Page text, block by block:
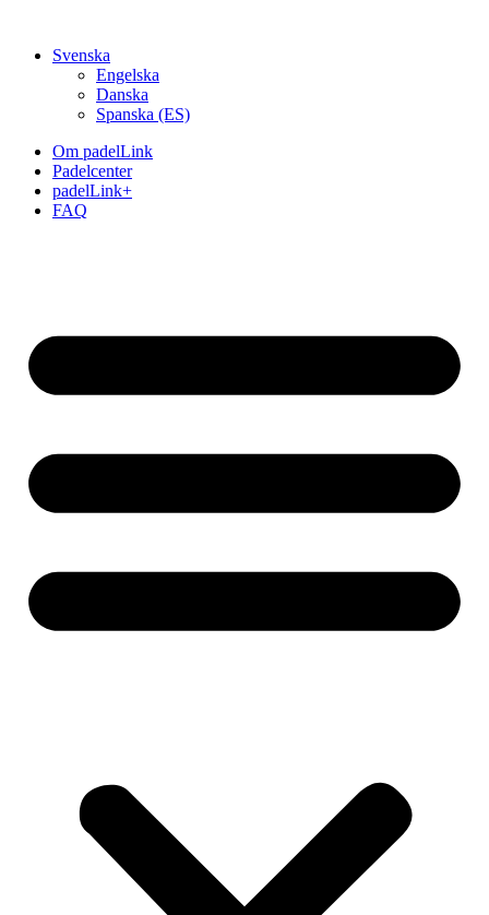
innehållSvenska
Engelska
Danska
Spanska (ES)
Om padelLink
Padelcenter
padelLink+
FAQ